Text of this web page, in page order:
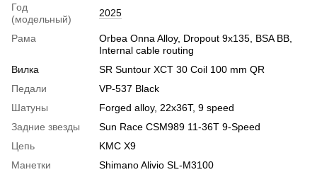
Год
(модельный)
2025
Рама
Orbea Onna Alloy, Dropout 9x135, BSA BB,
Internal cable routing
Вилка
SR Suntour XCT 30 Coil 100 mm QR
Педали
VP-537 Black
Шатуны
Forged alloy, 22x36T, 9 speed
Задние звезды
Sun Race CSM989 11-36T 9-Speed
Цепь
KMC X9
Манетки
Shimano Alivio SL-M3100